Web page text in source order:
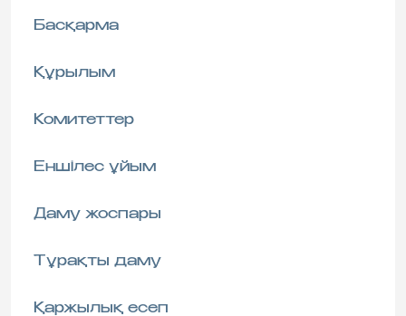
Басқарма
Құрылым
Комитеттер
Еншілес ұйым
Даму жоспары
Тұрақты даму
Қаржылық есеп